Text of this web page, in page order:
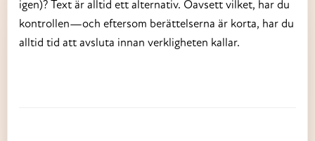
igen)? Text är alltid ett alternativ. Oavsett vilket, har du
kontrollen—och eftersom berättelserna är korta, har du
alltid tid att avsluta innan verkligheten kallar.